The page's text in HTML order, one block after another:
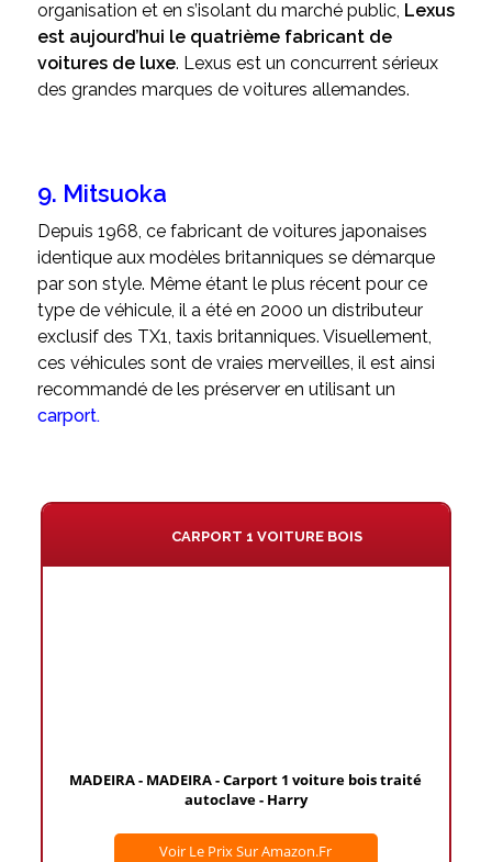
organisation et en s’isolant du marché public, Lexus
est aujourd’hui le quatrième fabricant de
voitures de luxe. Lexus est un concurrent sérieux
des grandes marques de voitures allemandes.
9. Mitsuoka
Depuis 1968, ce fabricant de voitures japonaises
identique aux modèles britanniques se démarque
par son style. Même étant le plus récent pour ce
type de véhicule, il a été en 2000 un distributeur
exclusif des TX1, taxis britanniques. Visuellement,
ces véhicules sont de vraies merveilles, il est ainsi
recommandé de les préserver en utilisant un
carport.
CARPORT 1 VOITURE BOIS
MADEIRA - MADEIRA - Carport 1 voiture bois traité
autoclave - Harry
Voir Le Prix Sur Amazon.fr